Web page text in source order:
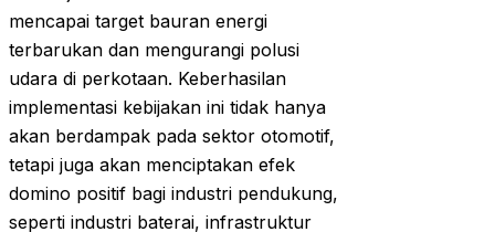
mencapai target bauran energi
terbarukan dan mengurangi polusi
udara di perkotaan. Keberhasilan
implementasi kebijakan ini tidak hanya
akan berdampak pada sektor otomotif,
tetapi juga akan menciptakan efek
domino positif bagi industri pendukung,
seperti industri baterai, infrastruktur